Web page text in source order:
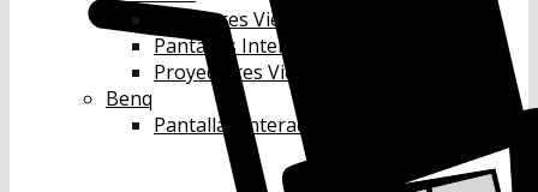
Monitores Viewsonic
Pantallas Interactivas Viewsonic
Proyectores Viewsonic
Benq
Pantallas Interactivas Benq